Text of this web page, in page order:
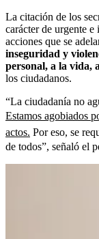
La citación de los
carácter de urgente
acciones que se
inseguridad y
personal, a la vida,
los ciudadanos.
“La ciudadanía no
Estamos agobiados
actos. Por eso, se
de todos”, señaló el